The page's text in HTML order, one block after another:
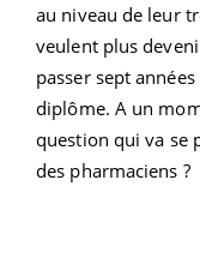
au niveau de leur
veulent plus
passer sept
diplôme. A un
question qui va se
des pharmaciens ?